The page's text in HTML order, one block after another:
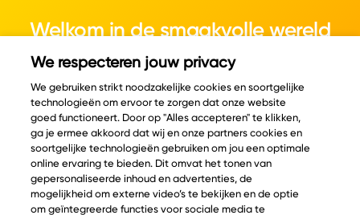
Welkom in de smaakvolle wereld
van kaas.
© Copyright 2026 Velder
Inspiratie Informatie
We respecteren jouw privacy
We gebruiken strikt noodzakelijke cookies en soortgelijke
technologieën om ervoor te zorgen dat onze website
goed functioneert. Door op "Alles accepteren" te klikken,
ga je ermee akkoord dat wij en onze partners cookies en
soortgelijke technologieën gebruiken om jou een optimale
online ervaring te bieden. Dit omvat het tonen van
gepersonaliseerde inhoud en advertenties, de
mogelijkheid om externe video’s te bekijken en de optie
om geïntegreerde functies voor sociale media te